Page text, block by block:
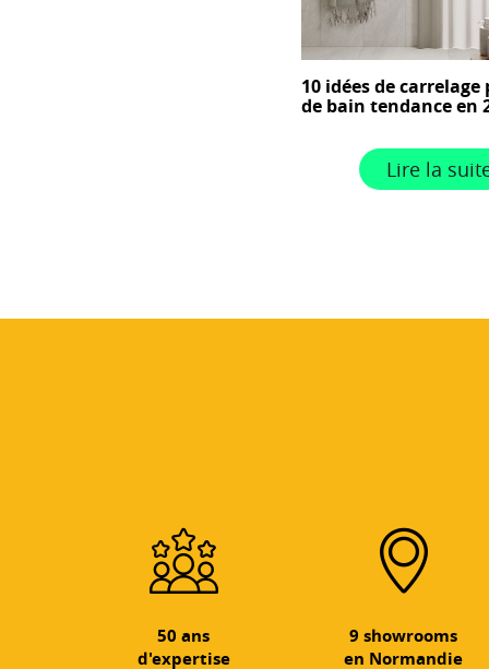
10 idées de
de bain tendance en
Lire la
50 ans
d'expertise
9 showrooms
en Normandie